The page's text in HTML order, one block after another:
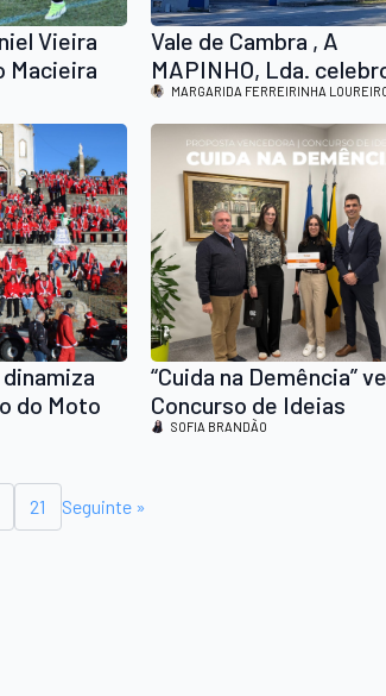
Vieira
Macieira
em
Vale de Cambra , A
MAPINHO, Lda.
Anos com Homenagem
Fundador e Foco na
Modernização
MARGARIDA FERREIRINHA
do Moto
“Cuida na Demência”
Concurso de Ideias
“ParticipAÇÃO” em Vale
SOFIA BRANDÃO
21 Seguinte »